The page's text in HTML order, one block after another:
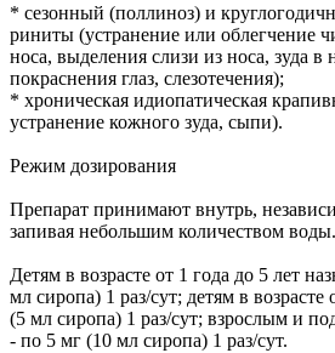
* сезонный (поллиноз) и
риниты (устранение или облегчение
носа, выделения слизи из носа, зуда в
покраснения глаз, слезотечения);
* хроническая идиопатическая
устранение кожного зуда, сыпи).
Режим дозирования
Препарат принимают внутрь,
запивая небольшим количеством воды.
Детям в возрасте от 1 года до 5 лет
мл сиропа) 1 раз/сут; детям в
(5 мл сиропа) 1 раз/сут; взрослым и
- по 5 мг (10 мл сиропа) 1 раз/сут.